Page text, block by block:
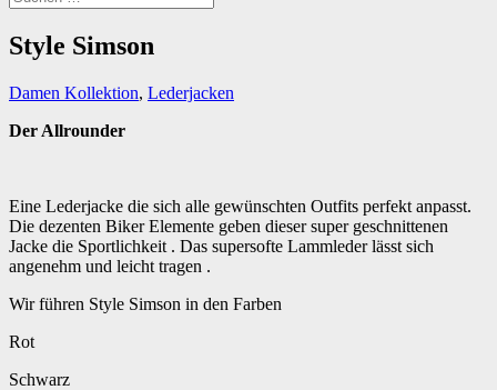
Style Simson
Damen Kollektion, Lederjacken
Der Allrounder
Eine Lederjacke die sich alle gewünschten Outfits perfekt anpasst.
Die dezenten Biker Elemente geben dieser super geschnittenen
Jacke die Sportlichkeit . Das supersofte Lammleder lässt sich
angenehm und leicht tragen .
Wir führen Style Simson in den Farben
Rot
Schwarz